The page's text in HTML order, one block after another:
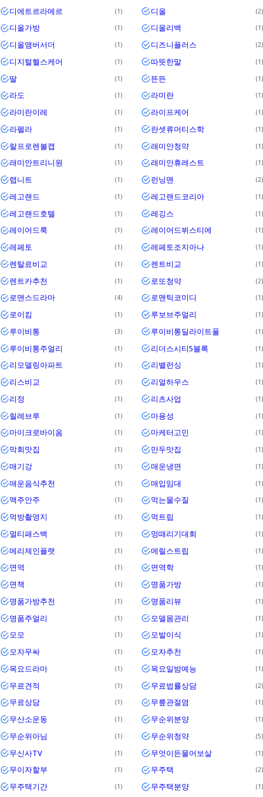
디에트르라메르 1 디올 2
디올가방 1 디올리백 1
디올앰버서더 1 디즈니플러스 2
디지털헬스케어 1 따뜻한말 1
딸 1 뜬뜬 1
라도 1 라미란 1
라미란이레 1 라이프케어 1
라펠라 1 란셋류머티스학 1
랄프로렌볼캡 1 래미안청약 1
래미안트리니원 1 래미안휴레스트 1
랩니트 1 런닝맨 2
레고랜드 1 레고랜드코리아 1
레고랜드호텔 1 레깅스 1
레이어드룩 1 레이어드뷔스티에 1
레페토 1 레페토조지아나 1
렌탈료비교 1 렌트비교 1
렌트카추천 1 로또청약 2
로맨스드라마 4 로맨틱코미디 1
로이킴 1 루보브주얼리 1
루이비통 3 루이비통딜라이트풀 1
루이비통주얼리 1 리더스시티5블록 1
리모델링아파트 1 리밸런싱 1
리스비교 1 리얼하우스 1
리정 1 리츠사업 1
릴레브루 1 마용성 1
마이크로바이옴 1 마케터고민 1
막회맛집 1 만두맛집 1
매기강 1 매운냉면 1
매운음식추천 1 매입임대 1
맥주안주 1 먹는물수질 1
먹방촬영지 1 먹트립 1
멀티패스백 1 멍때리기대회 1
메리제인플랫 1 메릴스트립 1
면역 1 면역학 1
면책 1 명품가방 1
명품가방추천 1 명품리뷰 1
명품주얼리 1 모델몸관리 1
모모 1 모발이식 1
모자무싸 1 모자추천 1
목요드라마 1 목요일밤예능 1
무료견적 1 무료법률상담 2
무료상담 1 무릎관절염 1
무산소운동 1 무순위분양 1
무순위아님 1 무순위청약 5
무신사TV 1 무엇이든물어보살 1
무이자할부 1 무주택 2
무주택기간 1 무주택분양 1